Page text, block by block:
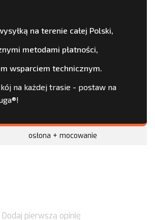
na terenie całej Polski,
metodami płatności,
wsparciem technicznym.
na każdej trasie - postaw na
osłona + mocowanie
Dodaj pierwszą opinię